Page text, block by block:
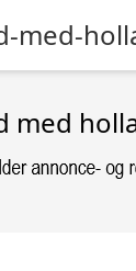
med-
med